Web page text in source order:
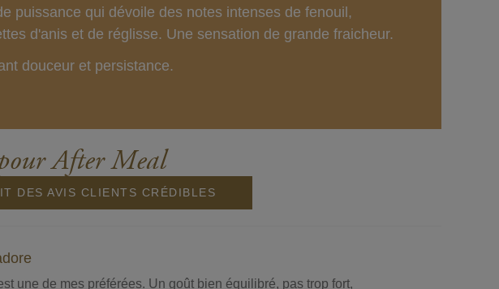
puissance qui dévoile des notes intenses de fenouil,
d'anis et de réglisse. Une sensation de grande fraicheur.
douceur et persistance.
After Meal
DES AVIS CLIENTS CRÉDIBLES
une de mes préférées. Un goût bien équilibré, pas trop fort,